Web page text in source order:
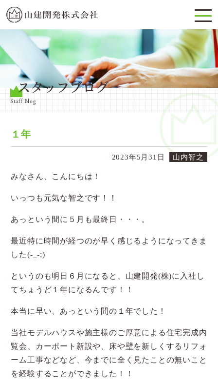
スタッフブログ
Staff Blog
１年
2023年5月31日 山内智之
みなさん、こんにちは！
いっつも元気な智之です！！
あっという間に５月も最終日・・・。
最近特に時間が経つのが早く感じるようになってきま
した(-_-;)
というのも明日６月になると、山建開発(株)に入社し
てちょうど１年になるんです！！
本当に早い、あっという間の１年でした！
当社モデルハウスや施主様のご厚意による住宅完成内
覧会、カーポート新設や、床や壁を新しくするリフォ
ーム工事などなど、今までに全く見たことの無いこと
を経験することができました！！